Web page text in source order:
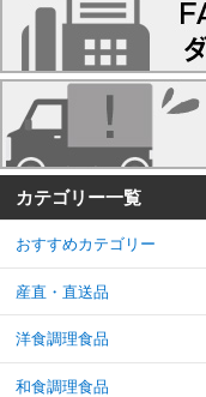
カテゴリー一覧
おすすめカテゴリー
産直・直送品
洋食調理食品
和食調理食品